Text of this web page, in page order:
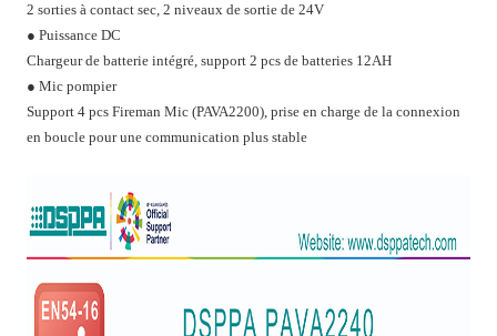
2 sorties à contact sec, 2 niveaux de sortie de 24V
● Puissance DC
Chargeur de batterie intégré, support 2 pcs de batteries 12AH
● Mic pompier
Support 4 pcs Fireman Mic (PAVA2200), prise en charge de la connexion
en boucle pour une communication plus stable